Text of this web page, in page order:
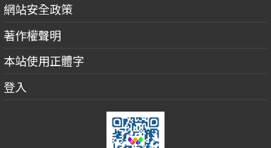
網站安全政策
著作權聲明
本站使用正體字
登入